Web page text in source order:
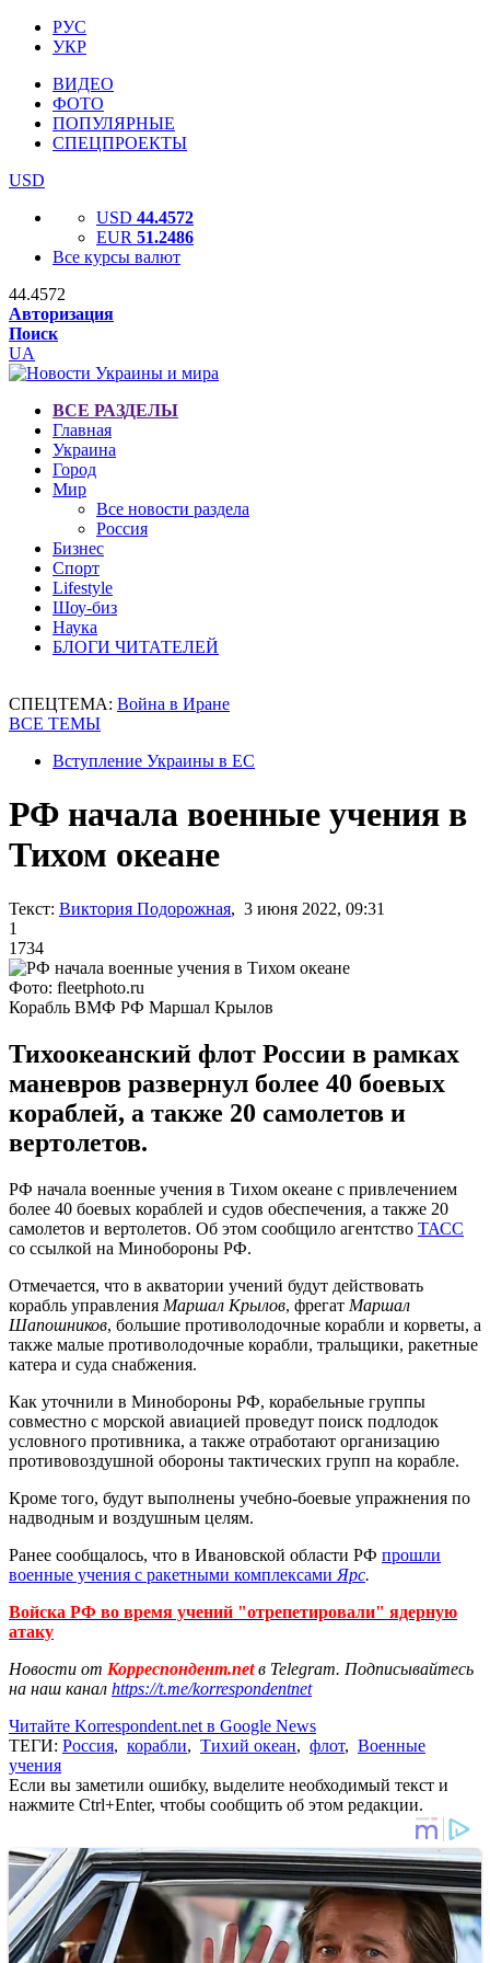
РУС
УКР
ВИДЕО
ФОТО
ПОПУЛЯРНЫЕ
СПЕЦПРОЕКТЫ
USD
USD 44.4572
EUR 51.2486
Все курсы валют
44.4572
Авторизация
Поиск
UA
ВСЕ РАЗДЕЛЫ
Главная
Украина
Город
Мир
Все новости раздела
Россия
Бизнес
Спорт
Lifestyle
Шоу-биз
Наука
БЛОГИ ЧИТАТЕЛЕЙ
СПЕЦТЕМА: Война в Иране
ВСЕ ТЕМЫ
Вступление Украины в ЕС
РФ начала военные учения в
Тихом океане
Текст: Виктория Подорожная, 3 июня 2022, 09:31
1
1734
Фото: fleetphoto.ru
Корабль ВМФ РФ Маршал Крылов
Тихоокеанский флот России в рамках
маневров развернул более 40 боевых
кораблей, а также 20 самолетов и
вертолетов.
РФ начала военные учения в Тихом океане с привлечением
более 40 боевых кораблей и судов обеспечения, а также 20
самолетов и вертолетов. Об этом сообщило агентство ТАСС
со ссылкой на Минобороны РФ.
Отмечается, что в акватории учений будут действовать
корабль управления Маршал Крылов, фрегат Маршал
Шапошников, большие противолодочные корабли и корветы, а
также малые противолодочные корабли, тральщики, ракетные
катера и суда снабжения.
Как уточнили в Минобороны РФ, корабельные группы
совместно с морской авиацией проведут поиск подлодок
условного противника, а также отработают организацию
противовоздушной обороны тактических групп на корабле.
Кроме того, будут выполнены учебно-боевые упражнения по
надводным и воздушным целям.
Ранее сообщалось, что в Ивановской области РФ прошли
военные учения с ракетными комплексами Ярс.
Войска РФ во время учений "отрепетировали" ядерную
атаку
Новости от Корреспондент.netв Telegram. Подписывайтесь
на наш канал https://t.me/korrespondentnet
Читайте Korrespondent.net в Google News
ТЕГИ: Россия, корабли, Тихий океан, флот, Военные
учения
Если вы заметили ошибку, выделите необходимый текст и
нажмите Ctrl+Enter, чтобы сообщить об этом редакции.